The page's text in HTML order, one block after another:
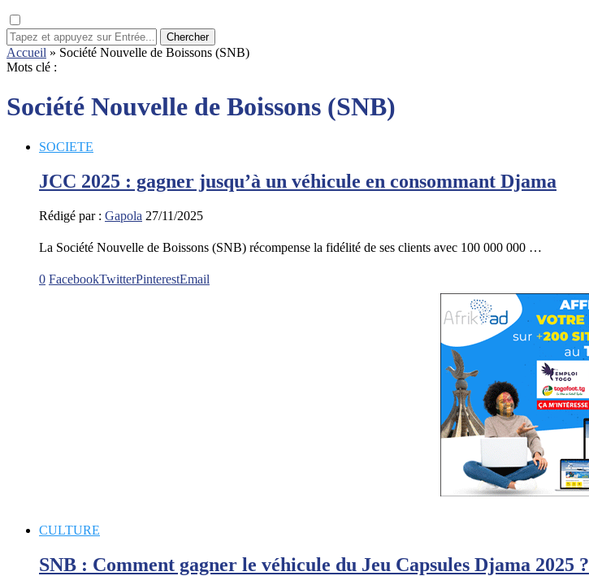
Chercher
Accueil » Société Nouvelle de Boissons (SNB)
Mots clé :
Société Nouvelle de Boissons (SNB)
SOCIETE
JCC 2025 : gagner jusqu’à un véhicule en consommant Djama
Rédigé par : Gapola 27/11/2025
La Société Nouvelle de Boissons (SNB) récompense la fidélité de ses clients avec 100 000 000 …
0 FacebookTwitterPinterestEmail
CULTURE
SNB : Comment gagner le véhicule du Jeu Capsules Djama 2025 ?